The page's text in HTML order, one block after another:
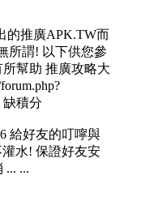
的推廣APK.TW而
所謂! 以下供您參
幫助 推廣攻略大
缺積分
給好友的叮嚀與
水! 保證好友安
... ...